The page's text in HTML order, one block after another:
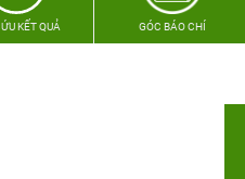
KẾT QUẢ GÓC BÁO CHÍ